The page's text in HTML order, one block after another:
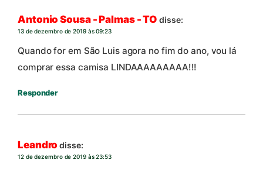
Antonio Sousa - Palmas - TO disse:
13 de dezembro de 2019 às 09:23
Quando for em São Luis agora no fim do ano, vou lá
comprar essa camisa LINDAAAAAAAAA!!!
Responder
Leandro disse:
12 de dezembro de 2019 às 23:53